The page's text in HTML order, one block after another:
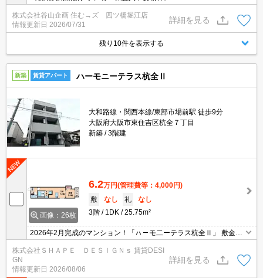
株式会社谷山企画 住む→ズ 四ツ橋堀江店
情報更新日 2026/07/31
詳細を見る
残り10件を表示する
新築 賃貸アパート ハーモニーテラス杭全Ⅱ
大和路線・関西本線/東部市場前駅 徒歩9分
大阪府大阪市東住吉区杭全７丁目
新築
3階建
画像：26枚
6.2万円(管理費等：4,000円)
敷
なし 礼
なし
3階
1DK 25.75m²
2026年2月完成のマンション！「ㇵ－モ二ーテラス杭全Ⅱ」 敷金・
礼金共に0円にインターネットも無料！オートロックに宅配ボック
ス付き最新設備充実！
株式会社ＳＨＡＰＥ ＤＥＳＩＧＮｓ 賃貸DESI
GN
情報更新日 2026/08/06
詳細を見る